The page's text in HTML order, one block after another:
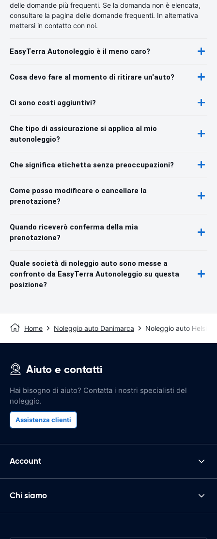
delle domande più frequenti. Se la domanda non è elencata,
consultare la pagina delle domande frequenti. In alternativa
mettersi in contatto con noi.
EasyTerra Autonoleggio è il meno caro?
Cosa devo fare al momento di ritirare un'auto?
Ci sono costi aggiuntivi?
Che tipo di assicurazione si applica al mio
autonoleggio?
Che significa etichetta senza preoccupazioni?
Come posso modificare o cancellare la
prenotazione?
Quando riceverò conferma della mia
prenotazione?
Quale società di noleggio auto sono messe a
confronto da EasyTerra Autonoleggio su questa
posizione?
Home Noleggio auto Danimarca Noleggio auto
Aiuto e contatti
Hai bisogno di aiuto? Contatta i nostri specialisti del
noleggio.
Assistenza clienti
Account
Chi siamo